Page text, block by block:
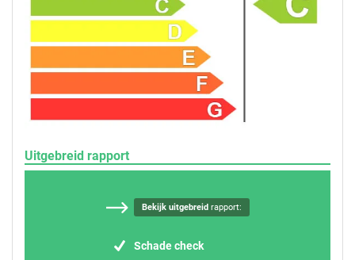
Uitgebreid rapport
Bekijk uitgebreidrapport:
Schade check